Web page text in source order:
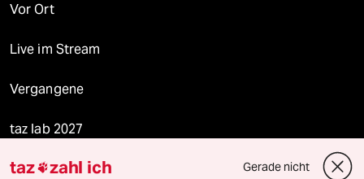
Vor Ort
Live im Stream
Vergangene
taz lab 2027
taz zahl ich Gerade nicht